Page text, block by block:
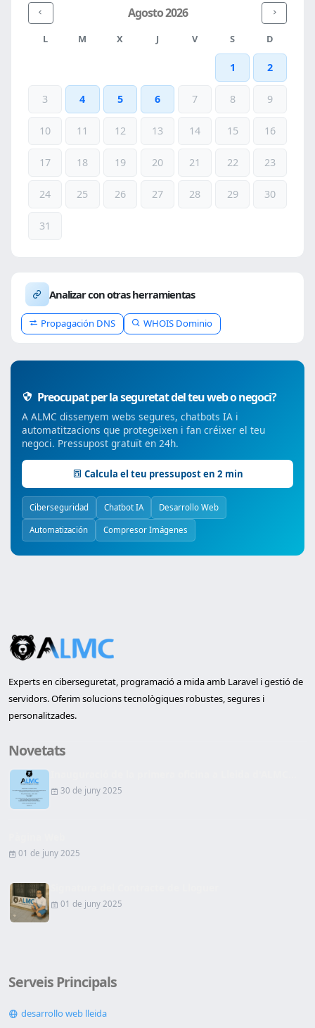
Agosto 2026
L M X J V S D
1 2
3 4 5 6 7 8 9
10 11 12 13 14 15 16
17 18 19 20 21 22 23
24 25 26 27 28 29 30
31
Analizar con otras herramientas
Propagación DNS WHOIS Dominio
Preocupat per la seguretat del teu web o negoci?
A ALMC dissenyem webs segures, chatbots IA i
automatitzacions que protegeixen i fan créixer el teu
negoci. Pressupost gratuït en 24h.
Calcula el teu pressupost en 2 min
Ciberseguridad Chatbot IA Desarrollo Web
Automatización Compresor Imágenes
Experts en ciberseguretat, programació a mida amb Laravel i gestió de
servidors. Oferim solucions tecnològiques robustes, segures i
personalitzades.
Novetats
30 de juny 2025
01 de juny 2025
01 de juny 2025
Serveis Principals
desarrollo web lleida